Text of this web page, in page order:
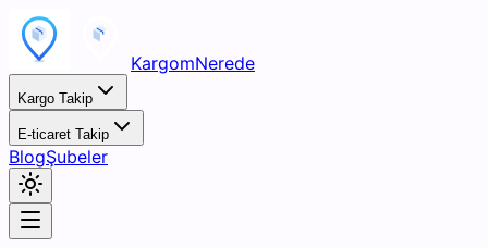
KargomNerede
Kargo Takip
E-ticaret Takip
BlogŞubeler